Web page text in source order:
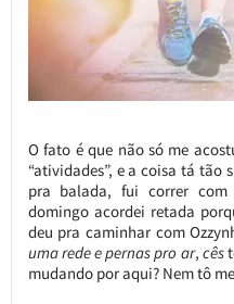
O fato é que não só me
“atividades”, e a coisa tá tão
pra balada, fui correr
domingo acordei retada
deu pra caminhar com
uma rede e pernas pro ar, cês
mudando por aqui? Nem tô